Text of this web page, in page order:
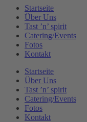
Startseite
Über Uns
Tast ’n’ spirit
Catering/Events
Fotos
Kontakt
Startseite
Über Uns
Tast ’n’ spirit
Catering/Events
Fotos
Kontakt